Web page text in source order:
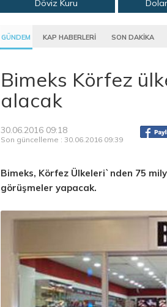
Döviz Kuru
GÜNDEM KAP HABERLERİ SON DAKİKA
Bimeks Körfez
alacak
30.06.2016 09:18
Son güncelleme : 30.06.2016 09:39
Bimeks, Körfez Ülkeleri`nden 75
görüşmeler yapacak.